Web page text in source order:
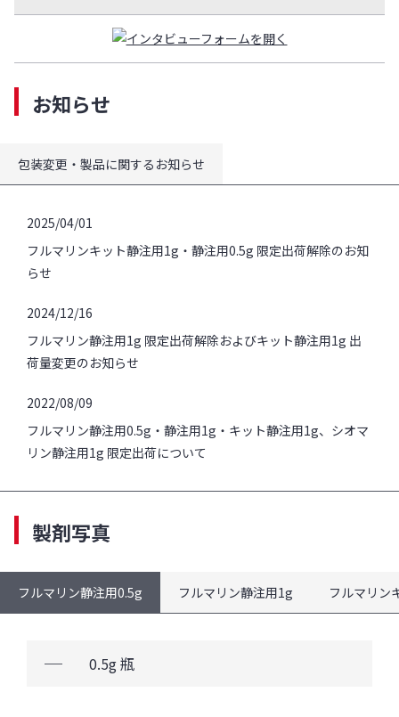
お知らせ
包装変更・製品に関するお知らせ
2025/04/01
フルマリンキット静注用1g・静注用0.5g 限定出荷解除のお知
らせ
2024/12/16
フルマリン静注用1g 限定出荷解除およびキット静注用1g 出
荷量変更のお知らせ
2022/08/09
フルマリン静注用0.5g・静注用1g・キット静注用1g、シオマ
リン静注用1g 限定出荷について
製剤写真
フルマリン静注用0.5g フルマリン静注用1g フルマリン
0.5g 瓶